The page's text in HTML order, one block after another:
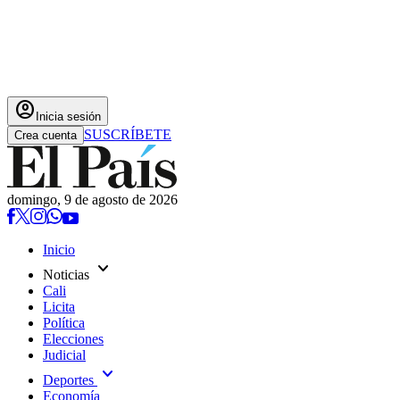
account_circle Inicia sesión
Crea cuenta SUSCRÍBETE
domingo, 9 de agosto de 2026
Inicio
Noticias expand_more
Cali
Licita
Política
Elecciones
Judicial
Deportes expand_more
Economía